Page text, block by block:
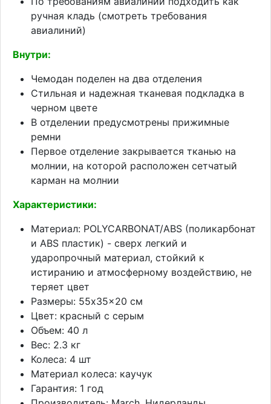
ручная кладь (смотреть требования
авиалиний)
Внутри:
Чемодан поделен на два отделения
Стильная и надежная тканевая подкладка в
черном цвете
В отделении предусмотрены прижимные
ремни
Первое отделение закрывается тканью на
молнии, на которой расположен сетчатый
карман на молнии
Характеристики:
Материал: POLYCARBONAT/ABS (поликарбонат
и ABS пластик) - сверх легкий и
ударопрочный материал, стойкий к
истиранию и атмосферному воздействию, не
теряет цвет
Размеры: 55x35x20 см
Цвет: красный с серым
Объем: 40 л
Вес: 2.3 кг
Колеса: 4 шт
Материал колеса: каучук
Гарантия: 1 год